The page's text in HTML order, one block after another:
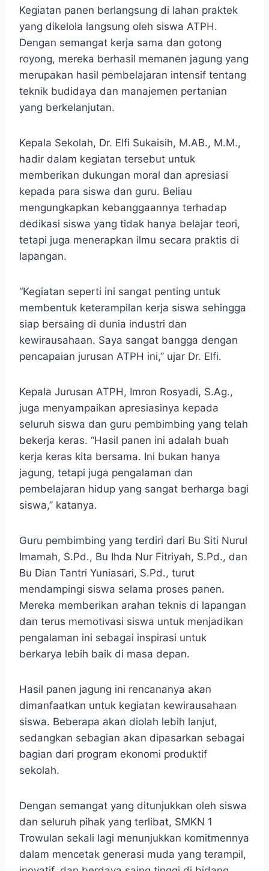
Kegiatan panen berlangsung di lahan praktek
yang dikelola langsung oleh siswa ATPH.
Dengan semangat kerja sama dan gotong
royong, mereka berhasil memanen jagung yang
merupakan hasil pembelajaran intensif tentang
teknik budidaya dan manajemen pertanian
yang berkelanjutan.
Kepala Sekolah, Dr. Elfi Sukaisih, M.AB., M.M.,
hadir dalam kegiatan tersebut untuk
memberikan dukungan moral dan apresiasi
kepada para siswa dan guru. Beliau
mengungkapkan kebanggaannya terhadap
dedikasi siswa yang tidak hanya belajar teori,
tetapi juga menerapkan ilmu secara praktis di
lapangan.
“Kegiatan seperti ini sangat penting untuk
membentuk keterampilan kerja siswa sehingga
siap bersaing di dunia industri dan
kewirausahaan. Saya sangat bangga dengan
pencapaian jurusan ATPH ini,” ujar Dr. Elfi.
Kepala Jurusan ATPH, Imron Rosyadi, S.Ag.,
juga menyampaikan apresiasinya kepada
seluruh siswa dan guru pembimbing yang telah
bekerja keras. “Hasil panen ini adalah buah
kerja keras kita bersama. Ini bukan hanya
jagung, tetapi juga pengalaman dan
pembelajaran hidup yang sangat berharga bagi
siswa,” katanya.
Guru pembimbing yang terdiri dari Bu Siti Nurul
Imamah, S.Pd., Bu Ihda Nur Fitriyah, S.Pd., dan
Bu Dian Tantri Yuniasari, S.Pd., turut
mendampingi siswa selama proses panen.
Mereka memberikan arahan teknis di lapangan
dan terus memotivasi siswa untuk menjadikan
pengalaman ini sebagai inspirasi untuk
berkarya lebih baik di masa depan.
Hasil panen jagung ini rencananya akan
dimanfaatkan untuk kegiatan kewirausahaan
siswa. Beberapa akan diolah lebih lanjut,
sedangkan sebagian akan dipasarkan sebagai
bagian dari program ekonomi produktif
sekolah.
Dengan semangat yang ditunjukkan oleh siswa
dan seluruh pihak yang terlibat, SMKN 1
Trowulan sekali lagi menunjukkan komitmennya
dalam mencetak generasi muda yang terampil,